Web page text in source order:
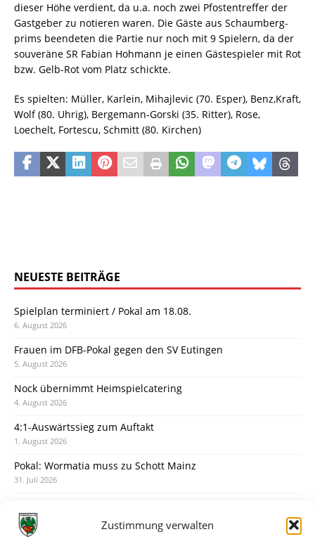
Zustimmung verwalten
dieser Höhe verdient, da u.a. noch zwei Pfostentreffer der
Gastgeber zu notieren waren. Die Gäste aus Schaumberg-
prims beendeten die Partie nur noch mit 9 Spielern, da der
souveräne SR Fabian Hohmann je einen Gästespieler mit Rot
bzw. Gelb-Rot vom Platz schickte.
Es spielten: Müller, Karlein, Mihajlevic (70. Esper), Benz,Kraft,
Wolf (80. Uhrig), Bergemann-Gorski (35. Ritter), Rose,
Loechelt, Fortescu, Schmitt (80. Kirchen)
NEUESTE BEITRÄGE
Spielplan terminiert / Pokal am 18.08.
6. August 2026
Frauen im DFB-Pokal gegen den SV Eutingen
5. August 2026
Nock übernimmt Heimspielcatering
4. August 2026
4:1-Auswärtssieg zum Auftakt
1. August 2026
Pokal: Wormatia muss zu Schott Mainz
31. Juli 2026
30. Juli 2026